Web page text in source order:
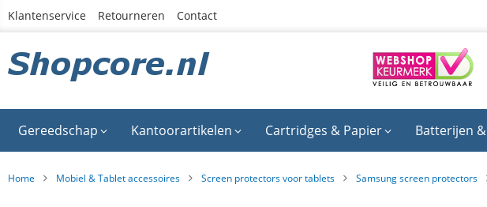
Ga
inhoud
Klantenservice Retourneren Contact
Gereedschap Kantoorartikelen Cartridges & Papier Batterijen
Home Mobiel & Tablet accessoires Screen protectors voor tablets Samsung screen protectors